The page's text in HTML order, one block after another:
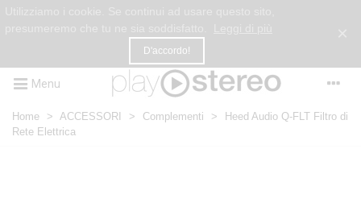
D'accordo!
Menu
Home > ACCESSORI > Complementi >
Heed Audio Q-FLT Filtro di
Rete Elettrica